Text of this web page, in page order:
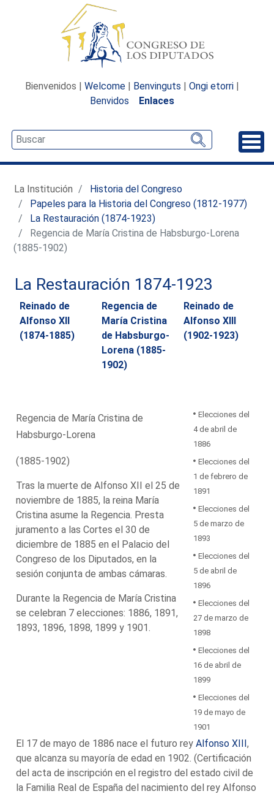
Bienvenidos | Welcome | Benvinguts | Ongi etorri |
Benvidos
Enlaces
La Institución
Historia del Congreso
Papeles para la Historia del Congreso (1812-1977)
La Restauración (1874-1923)
Regencia de María Cristina de Habsburgo-Lorena
(1885-1902)
La Restauración 1874-1923
Reinado de
Alfonso XII
(1874-1885)
Regencia de
María Cristina
de Habsburgo-
Lorena (1885-
1902)
Reinado de
Alfonso XIII
(1902-1923)
Regencia de María Cristina de
Habsburgo-Lorena
(1885-1902)
Tras la muerte de Alfonso XII el 25 de
noviembre de 1885, la reina María
Cristina asume la Regencia. Presta
juramento a las Cortes el 30 de
diciembre de 1885 en el Palacio del
Congreso de los Diputados, en la
sesión conjunta de ambas cámaras.
Durante la Regencia de María Cristina
se celebran 7 elecciones: 1886, 1891,
1893, 1896, 1898, 1899 y 1901.
Elecciones del
4 de abril de
1886
Elecciones del
1 de febrero de
1891
Elecciones del
5 de marzo de
1893
Elecciones del
5 de abril de
1896
Elecciones del
27 de marzo de
1898
Elecciones del
16 de abril de
1899
Elecciones del
19 de mayo de
1901
El 17 de mayo de 1886 nace el futuro reyAlfonso XIII,
que alcanza su mayoría de edad en 1902. (Certificación
del acta de inscripción en el registro del estado civil de
la Familia Real de España del nacimiento del rey Alfonso